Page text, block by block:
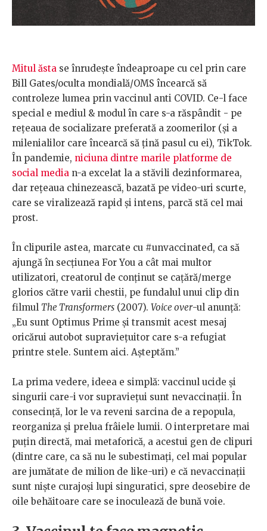
Mitul ăsta se înrudește îndeaproape cu cel prin care
Bill Gates/oculta mondială/OMS încearcă să
controleze lumea prin vaccinul anti COVID. Ce-l face
special e mediul & modul în care s-a răspândit - pe
rețeaua de socializare preferată a zoomerilor (și a
milenialilor care încearcă să țină pasul cu ei), TikTok.
În pandemie, niciuna dintre marile platforme de
social media n-a excelat la a stăvili dezinformarea,
dar rețeaua chinezească, bazată pe video-uri scurte,
care se viralizează rapid și intens, parcă stă cel mai
prost.
În clipurile astea, marcate cu #unvaccinated, ca să
ajungă în secțiunea For You a cât mai multor
utilizatori, creatorul de conținut se cațără/merge
glorios către varii chestii, pe fundalul unui clip din
filmul The Transformers (2007). Voice over-ul anunță:
„Eu sunt Optimus Prime și transmit acest mesaj
oricărui autobot supraviețuitor care s-a refugiat
printre stele. Suntem aici. Așteptăm.”
La prima vedere, ideea e simplă: vaccinul ucide și
singurii care-i vor supraviețui sunt nevaccinații. În
consecință, lor le va reveni sarcina de a repopula,
reorganiza și prelua frâiele lumii. O interpretare mai
puțin directă, mai metaforică, a acestui gen de clipuri
(dintre care, ca să nu le subestimați, cel mai popular
are jumătate de milion de like-uri) e că nevaccinații
sunt niște curajoși lupi singuratici, spre deosebire de
oile behăitoare care se inoculează de bună voie.